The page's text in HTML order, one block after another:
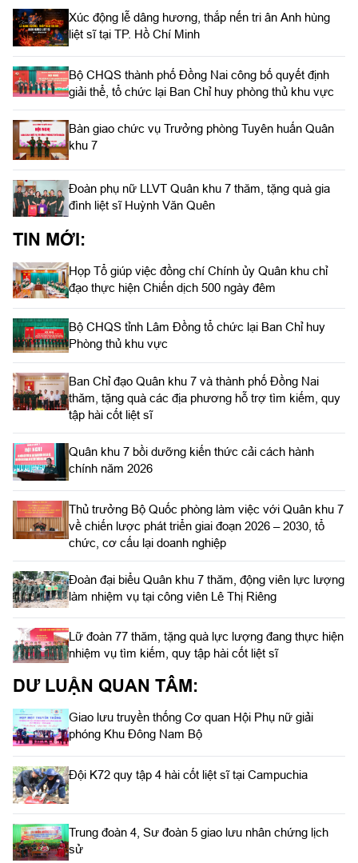
Xúc động lễ dâng hương, thắp nến tri ân Anh hùng
liệt sĩ tại TP. Hồ Chí Minh
Bộ CHQS thành phố Đồng Nai công bố quyết định
giải thể, tổ chức lại Ban Chỉ huy phòng thủ khu vực
Bàn giao chức vụ Trưởng phòng Tuyên huấn Quân
khu 7
Đoàn phụ nữ LLVT Quân khu 7 thăm, tặng quà gia
đình liệt sĩ Huỳnh Văn Quên
TIN MỚI:
Họp Tổ giúp việc đồng chí Chính ủy Quân khu chỉ
đạo thực hiện Chiến dịch 500 ngày đêm
Bộ CHQS tỉnh Lâm Đồng tổ chức lại Ban Chỉ huy
Phòng thủ khu vực
Ban Chỉ đạo Quân khu 7 và thành phố Đồng Nai
thăm, tặng quà các địa phương hỗ trợ tìm kiếm, quy
tập hài cốt liệt sĩ
Quân khu 7 bồi dưỡng kiến thức cải cách hành
chính năm 2026
Thủ trưởng Bộ Quốc phòng làm việc với Quân khu 7
về chiến lược phát triển giai đoạn 2026 – 2030, tổ
chức, cơ cấu lại doanh nghiệp
Đoàn đại biểu Quân khu 7 thăm, động viên lực lượng
làm nhiệm vụ tại công viên Lê Thị Riêng
Lữ đoàn 77 thăm, tặng quà lực lượng đang thực hiện
nhiệm vụ tìm kiếm, quy tập hài cốt liệt sĩ
DƯ LUẬN QUAN TÂM:
Giao lưu truyền thống Cơ quan Hội Phụ nữ giải
phóng Khu Đông Nam Bộ
Đội K72 quy tập 4 hài cốt liệt sĩ tại Campuchia
Trung đoàn 4, Sư đoàn 5 giao lưu nhân chứng lịch
sử